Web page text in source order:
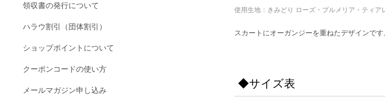
使用生地：きみどり ローズ・プルメリア・ティア
スカートにオーガンジーを重ねたデザインです
◆サイズ表
領収書の発行について
ハラウ割引（団体割引）
ショップポイントについて
クーポンコードの使い方
メールマガジン申し込み